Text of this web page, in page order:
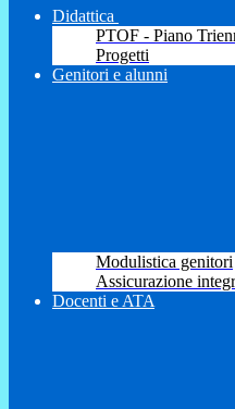
Didattica
PTOF - Piano
Progetti
Genitori e alunni
Modulistica genitori
Assicurazione
Docenti e ATA